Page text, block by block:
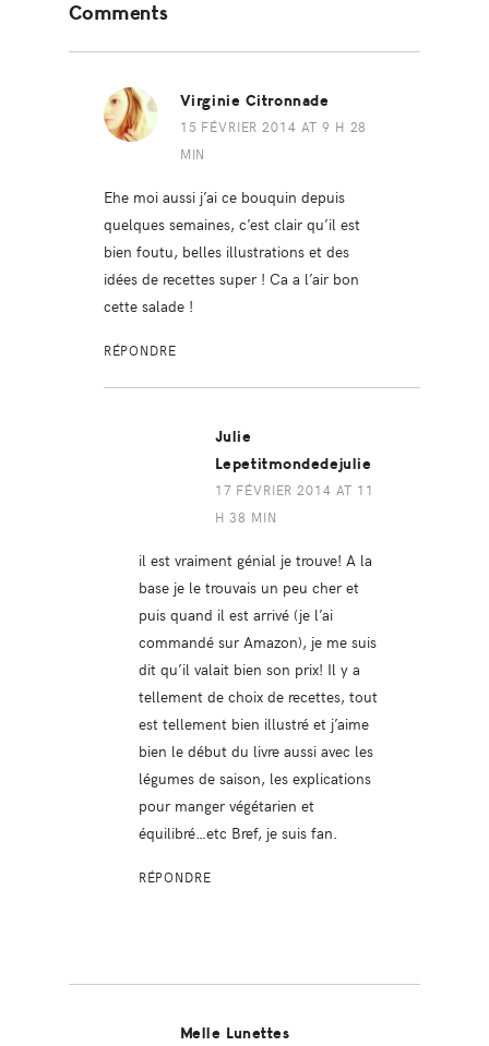
Interactions
Comments
Virginie Citronnade
15 FÉVRIER 2014 AT 9 H 28
MIN
Ehe moi aussi j’ai ce bouquin depuis
quelques semaines, c’est clair qu’il est
bien foutu, belles illustrations et des
idées de recettes super ! Ca a l’air bon
cette salade !
RÉPONDRE
Julie
Lepetitmondedejulie
17 FÉVRIER 2014 AT 11
H 38 MIN
il est vraiment génial je trouve! A la
base je le trouvais un peu cher et
puis quand il est arrivé (je l’ai
commandé sur Amazon), je me suis
dit qu’il valait bien son prix! Il y a
tellement de choix de recettes, tout
est tellement bien illustré et j’aime
bien le début du livre aussi avec les
légumes de saison, les explications
pour manger végétarien et
équilibré…etc Bref, je suis fan.
RÉPONDRE
Melle Lunettes